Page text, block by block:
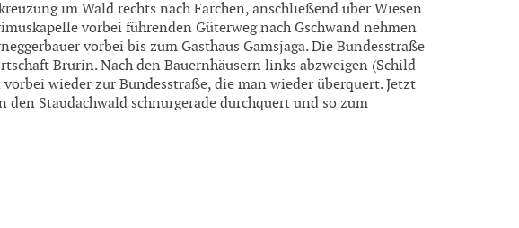
im Wald rechts nach Farchen, anschließend über Wiesen
vorbei führenden Güterweg nach Gschwand nehmen
vorbei bis zum Gasthaus Gamsjaga. Die Bundesstraße
Brurin. Nach den Bauernhäusern links abzweigen (Schild
wieder zur Bundesstraße, die man wieder überquert. Jetzt
den Staudachwald schnurgerade durchquert und so zum